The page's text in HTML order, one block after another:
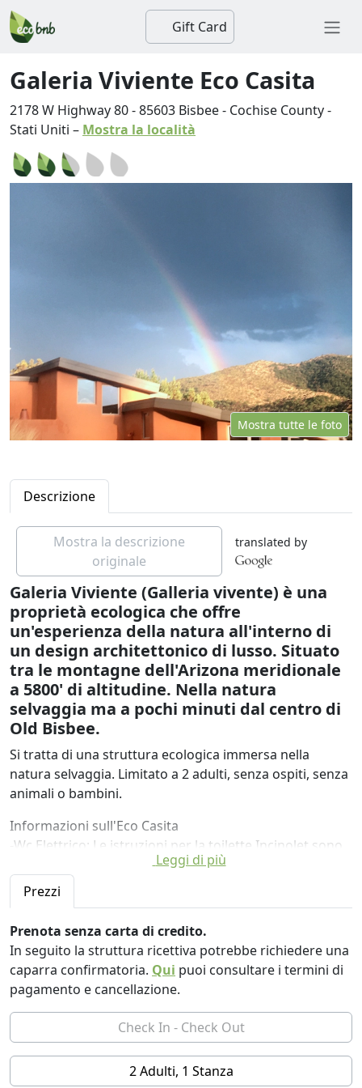
Gift Card
Galeria Viviente Eco Casita
2178 W Highway 80-85603 Bisbee- Cochise County-
Stati Uniti – Mostra la località
Mostra tutte le foto
Descrizione
Mostra la descrizione
originale
translated by
Galeria Viviente (Galleria vivente) è una
proprietà ecologica che offre
un'esperienza della natura all'interno di
un design architettonico di lusso. Situato
tra le montagne dell'Arizona meridionale
a 5800' di altitudine. Nella natura
selvaggia ma a pochi minuti dal centro di
Old Bisbee.
Si tratta di una struttura ecologica immersa nella
natura selvaggia. Limitato a 2 adulti, senza ospiti, senza
animali o bambini.
Informazioni sull'Eco Casita
-Wc Elettrico: Le istruzioni per la toilette Incinolet sono
nel Libro degli Ospiti ed affisse accanto alla toilette: 1)
Inserire un salvaintestino nel WC prima di ogni utilizzo;
2) TUTTI devono sedersi sulla tavoletta del water. Non
stare in piedi, per favore. 3) Depositare rifiuti liquidi o
solidi, compresa la carta igienica; 4) Utilizzare il piede
per premere completamente verso il basso e
“sciacquare” (lato inferiore destro della toilette) la
vaschetta intestinale con il contenuto nella vaschetta. 5)
Premi il pulsante di avvio e sentirai il soffiatore
accendersi... è semplicissimo. Ogni ciclo di combustione
richiederà da 1 a 1,5 ore. Importante: è possibile
utilizzare la toilette tutte le volte che è necessario
Leggi di più
Prezzi
Prenota senza carta di credito.
In seguito la struttura ricettiva potrebbe richiedere una
caparra confirmatoria. Qui puoi consultare i termini di
pagamento e cancellazione.
2 Adulti, 1 Stanza